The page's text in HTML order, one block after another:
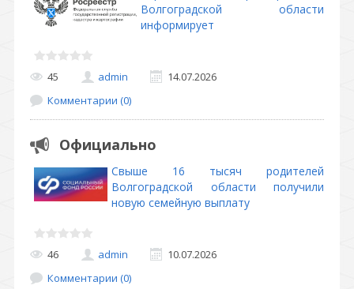
Волгоградской области
информирует
45 admin
14.07.2026
Комментарии (0)
Официально
Свыше 16 тысяч родителей
Волгоградской области получили
новую семейную выплату
46 admin
10.07.2026
Комментарии (0)